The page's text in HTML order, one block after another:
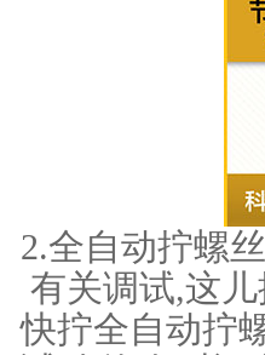
2.全自动拧螺
有关调试,这
快拧全自动拧